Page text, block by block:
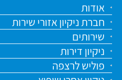
אודות
חברת ניקיון אזורי שירות
שירותים
ניקיון דירות
פוליש לרצפה